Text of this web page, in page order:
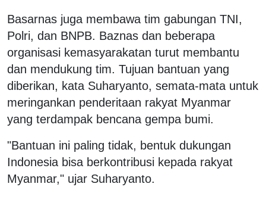
Basarnas juga membawa tim gabungan TNI,
Polri, dan BNPB. Baznas dan beberapa
organisasi kemasyarakatan turut membantu
dan mendukung tim. Tujuan bantuan yang
diberikan, kata Suharyanto, semata-mata untuk
meringankan penderitaan rakyat Myanmar
yang terdampak bencana gempa bumi.
"Bantuan ini paling tidak, bentuk dukungan
Indonesia bisa berkontribusi kepada rakyat
Myanmar," ujar Suharyanto.